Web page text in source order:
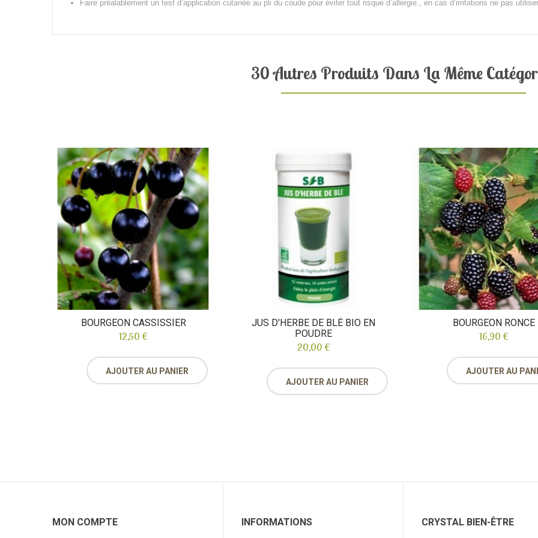
Faire préalablement un test d’application cutanée au pli du coude pour éviter tout risque d’allergie., en cas d’irritations ne pas utiliser
30 Autres Produits Dans La Même
BOURGEON CASSISSIER
12,50 €
AJOUTER AU PANIER
JUS D'HERBE DE BLÉ BIO EN
POUDRE
20,00 €
AJOUTER AU PANIER
BOURGEON RONCE
16,90 €
AJOUTER AU
MON COMPTE INFORMATIONS CRYSTAL BIEN-ÊTRE